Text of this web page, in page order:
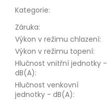
Kategorie:
Záruka:
Výkon v režimu chlazení:
Výkon v režimu topení:
Hlučnost vnitřní jednotky -
dB(A):
Hlučnost venkovní
jednotky - dB(A):